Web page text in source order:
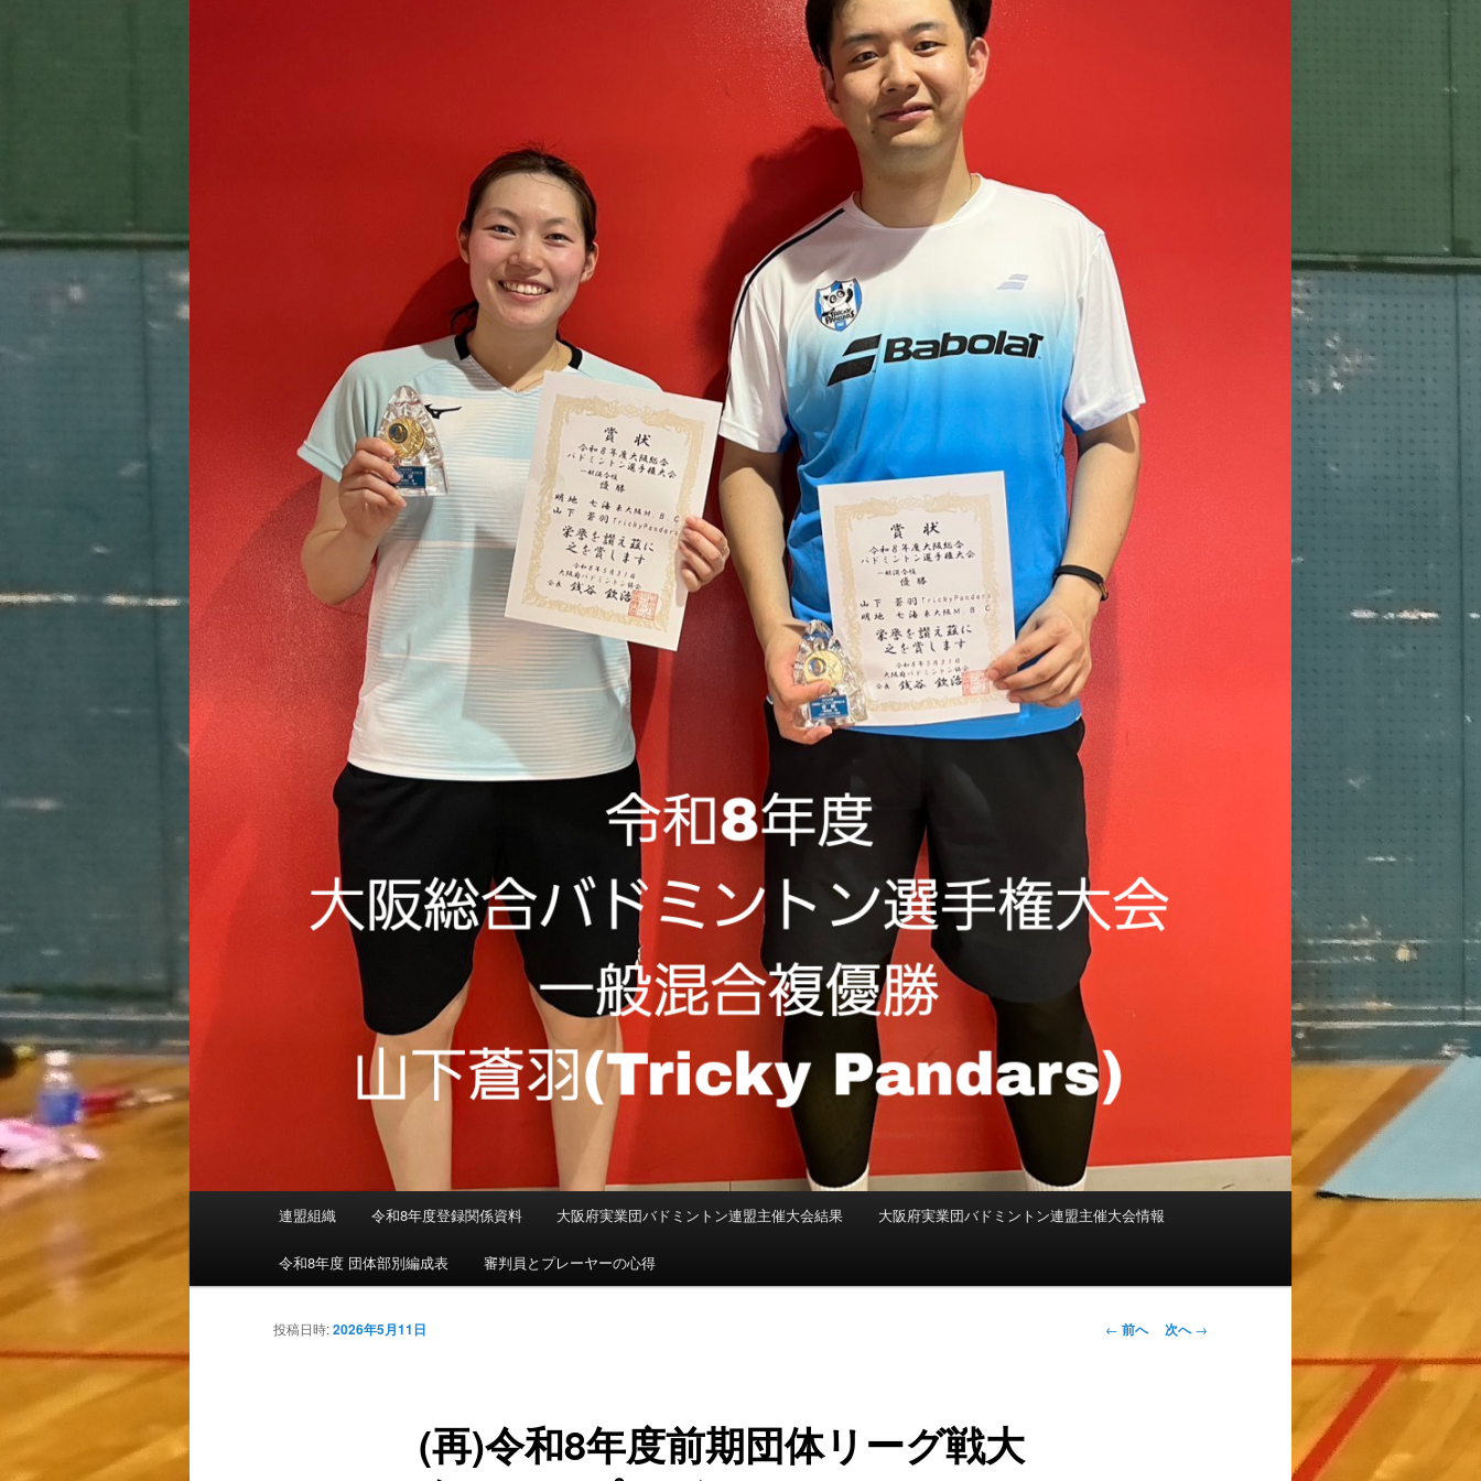
メインメニュー
メインコンテンツへ移動
連盟組織 令和8年度登録関係資料 大阪府実業団バドミントン連盟主催大会結果 大阪府実業団バドミントン連盟主催大会情報
令和8年度 団体部別編成表 審判員とプレーヤーの心得
投稿ナビゲー
← 前へ 次へ→
(再)令和8年度前期団体リーグ戦大
投稿日時:2026年5月11日